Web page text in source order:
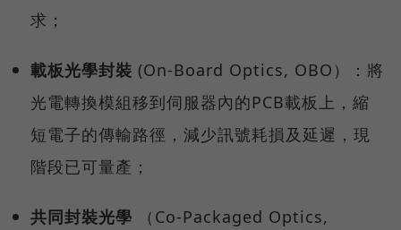
求；
載板光學封裝 (On-Board Optics, OBO）：將
光電轉換模組移到伺服器內的PCB載板上，縮
短電子的傳輸路徑，減少訊號耗損及延遲，現
階段已可量產；
共同封裝光學 （Co-Packaged Optics,